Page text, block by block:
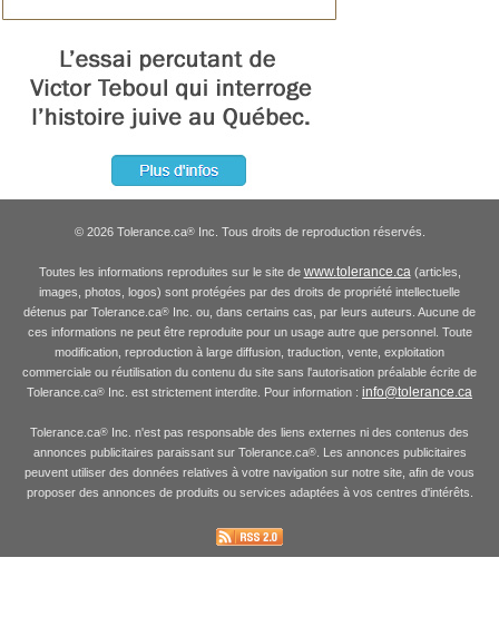
© 2026 Tolerance.ca®Inc. Tous droits de reproduction réservés.
Toutes les informations reproduites sur le site de www.tolerance.ca(articles,
images, photos, logos) sont protégées par des droits de propriété intellectuelle
détenus par Tolerance.ca® Inc. ou, dans certains cas, par leurs auteurs. Aucune de
ces informations ne peut être reproduite pour un usage autre que personnel. Toute
modification, reproduction à large diffusion, traduction, vente, exploitation
commerciale ou réutilisation du contenu du site sans l'autorisation préalable écrite de
Tolerance.ca® Inc. est strictement interdite. Pour information : info@tolerance.ca
Tolerance.ca® Inc. n'est pas responsable des liens externes ni des contenus des
annonces publicitaires paraissant sur Tolerance.ca®. Les annonces publicitaires
peuvent utiliser des données relatives à votre navigation sur notre site, afin de vous
proposer des annonces de produits ou services adaptées à vos centres d'intérêts.